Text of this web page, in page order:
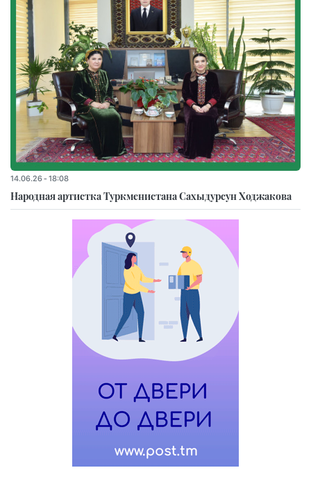
14.06.26 - 18:08
Народная артистка Туркменистана Сахыдурсун Ходжакова